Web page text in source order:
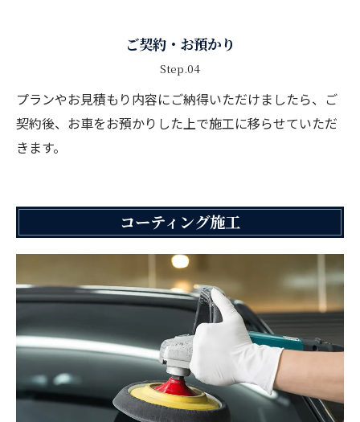
ご契約・お預かり
Step.04
プランやお見積もり内容にご納得いただけましたら、ご
契約後、お車をお預かりした上で施工に移らせていただ
きます。
コーティング施工